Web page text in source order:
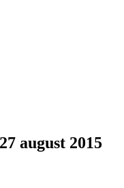
august 2015